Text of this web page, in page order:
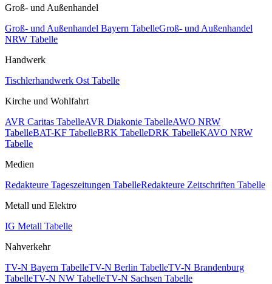
Groß- und Außenhandel
Groß- und Außenhandel Bayern TabelleGroß- und Außenhandel
NRW Tabelle
Handwerk
Tischlerhandwerk Ost Tabelle
Kirche und Wohlfahrt
AVR Caritas TabelleAVR Diakonie TabelleAWO NRW
TabelleBAT-KF TabelleBRK TabelleDRK TabelleKAVO NRW
Tabelle
Medien
Redakteure Tageszeitungen TabelleRedakteure Zeitschriften Tabelle
Metall und Elektro
IG Metall Tabelle
Nahverkehr
TV-N Bayern TabelleTV-N Berlin TabelleTV-N Brandenburg
TabelleTV-N NW TabelleTV-N Sachsen Tabelle